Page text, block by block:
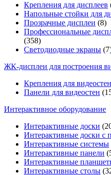
Крепления для дисплеев
Напольные стойки для
Прозрачные дисплеи (8)
Профессиональные
(358)
Светодиодные экраны
ЖК-дисплеи для построения
Крепления для видеостен
Панели для видеостен
Интерактивное оборудование
Интерактивные доски
Интерактивные доски с
Интерактивные системы
Интерактивные панели
Интерактивные
Интерактивные столы